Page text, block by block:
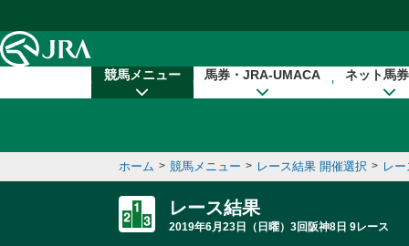
競馬メニュー 馬券・JRA-UMACA ネット馬
ホーム > 競馬メニュー > レース結果 開催選択 > レ
レース結果
2019年6月23日（日曜）3回阪神8日 9レース